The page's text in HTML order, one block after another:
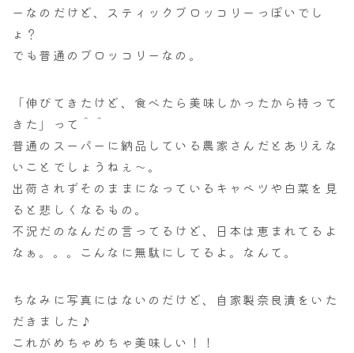
ーなのだけど、スティックブロッコリーっぽいでし
ょ？
でも普通のブロッコリーなの。
「伸びてきたけど、食べたら美味しかったから持って
きた」って＾＾
普通のスーパーに納品している農家さんだとありえな
いことでしょうねぇ～。
出荷されずそのままになっているキャベツや白菜を見
ると悲しくなるもの。
不況だのなんだの言ってるけど、日本は恵まれてるよ
なぁ。。。こんなに無駄にしてるよ。なんて。
ちなみに写真にはないのだけど、自家製奈良漬をいた
だきました♪
これがめちゃめちゃ美味しい！！